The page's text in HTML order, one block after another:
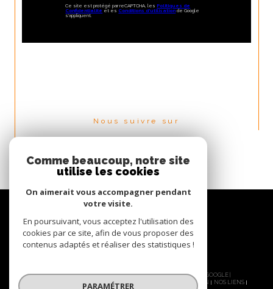
Ce site est protégé par reCAPTCHA, lesPolitiques de
Confidentialité et es Conditions d'utilisation de Google
s'appliquent.
Nous suivre sur
© 2026 | TOUS DROITS RÉSERVÉS | TRADUCTION POWERED BY GOOGLE |
NOS HONORAIRES MENTIONS LÉGALES ADMIN
NOS LIENS
Comme beaucoup, notre site
utilise les cookies
On aimerait vous accompagner pendant
votre visite.
En poursuivant, vous acceptez l'utilisation des
cookies par ce site, afin de vous proposer des
contenus adaptés et réaliser des statistiques !
PARAMÉTRER